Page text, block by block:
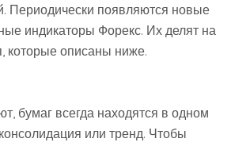
Периодически появляются новые
индикаторы Форекс. Их делят на
которые описаны ниже.
бумаг всегда находятся в одном
или тренд. Чтобы